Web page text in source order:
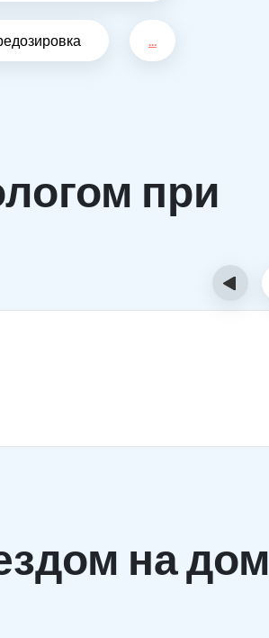
...
при
‹
на дом